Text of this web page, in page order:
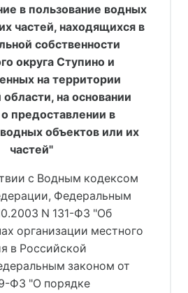
в пользование водных
частей, находящихся в
собственности
округа Ступино и
на территории
на основании
предоставлении в
объектов или их
частей"
с Водным кодексом
Федеральным
N 131-ФЗ "Об
организации местного
в Российской
законом от
ФЗ "О порядке